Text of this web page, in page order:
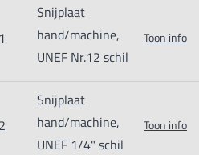
Snijplaat
hand/machine,
UNEF Nr.12 schil
Toon info
Snijplaat
hand/machine,
UNEF 1/4" schil
Toon info